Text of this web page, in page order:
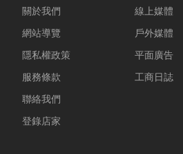
關於我們
網站導覽
隱私權政策
服務條款
聯絡我們
登錄店家
線上媒體
戶外媒體
平面廣告
工商日誌